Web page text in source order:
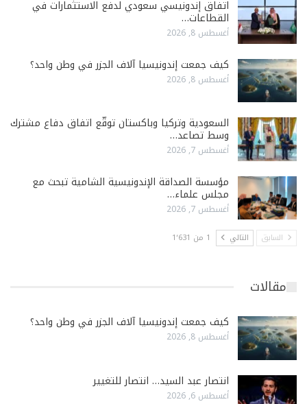
اتفاق إندونيسي سعودي لدفع الاستثمارات في
القطاعات…
أغسطس 8, 2026
كيف جمعت إندونيسيا آلاف الجزر في وطن واحد؟
أغسطس 8, 2026
السعودية وتركيا وباكستان توقّع اتفاق دفاع مشترك
وسط تصاعد…
أغسطس 7, 2026
مؤسسة الصداقة الإندونيسية الشامية تبحث مع
مجلس علماء…
أغسطس 7, 2026
السابق التالي 1 من 1٬631
مقالات
كيف جمعت إندونيسيا آلاف الجزر في وطن واحد؟
أغسطس 8, 2026
انتصار عبد السيد… انتصار للتغيير
أغسطس 6, 2026